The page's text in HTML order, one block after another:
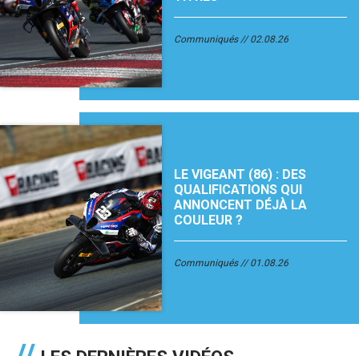
Communiqués 02.08.26
LE VIGEANT (86) : DES
QUALIFICATIONS QUI
ANNONCENT DÉJÀ LA
COULEUR ?
Communiqués 01.08.26